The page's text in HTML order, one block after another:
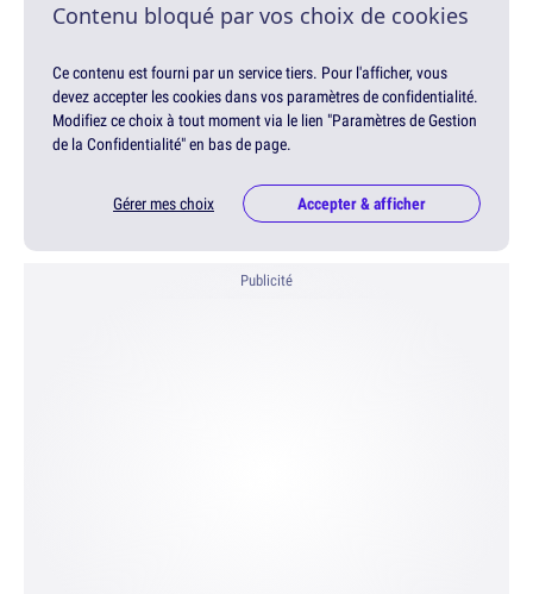
Contenu bloqué par vos choix de cookies
Ce contenu est fourni par un service tiers. Pour l'afficher, vous
devez accepter les cookies dans vos paramètres de confidentialité.
Modifiez ce choix à tout moment via le lien "Paramètres de Gestion
de la Confidentialité" en bas de page.
Gérer mes choix Accepter & afficher
Publicité